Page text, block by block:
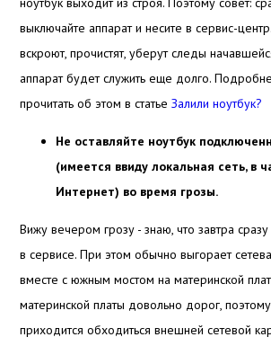
выключайте аппарат и несите в сервис-
вскроют, прочистят, уберут следы
аппарат будет служить еще долго.
прочитать об этом в статьеЗалили ноутбук?
Не оставляйте ноутбук
(имеется ввиду локальная сеть, в
Интернет) во время грозы.
Вижу вечером грозу - знаю, что завтра
в сервисе. При этом обычно выгорает
вместе с южным мостом на материнской
материнской платы довольно дорог,
приходится обходиться внешней сетевой